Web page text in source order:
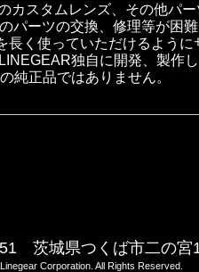
カスタムレンズ、その他パー
パーツの交換、修理等が困難
く使っていただけるように
独自に開発、製作し
純正品ではありません。
茨城県つくば市二の宮
Corporation. All Rights Reserved.